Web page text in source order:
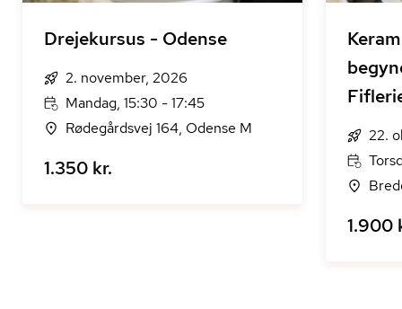
Drejekursus - Odense
2. november, 2026
Mandag, 15:30 - 17:45
Rødegårdsvej 164, Odense M
1.350 kr.
22.
1.900